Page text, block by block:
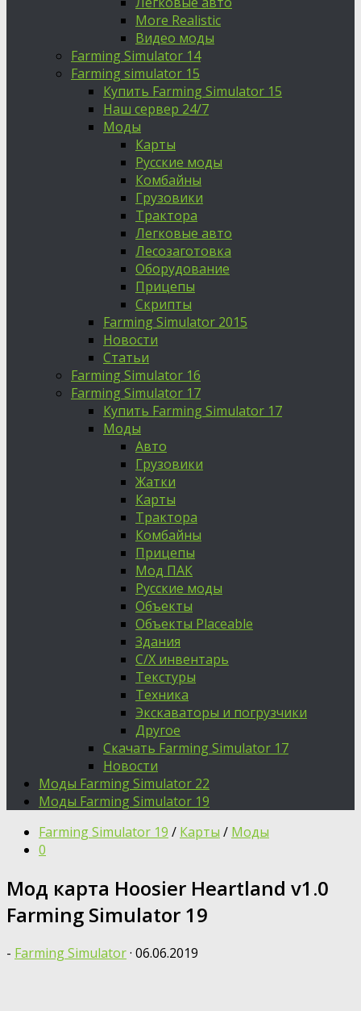
More Realistic
Видео моды
Farming Simulator 14
Farming simulator 15
Купить Farming Simulator 15
Наш сервер 24/7
Моды
Карты
Русские моды
Комбайны
Грузовики
Трактора
Легковые авто
Лесозаготовка
Оборудование
Прицепы
Скрипты
Farming Simulator 2015
Новости
Статьи
Farming Simulator 16
Farming Simulator 17
Купить Farming Simulator 17
Моды
Авто
Грузовики
Жатки
Карты
Трактора
Комбайны
Прицепы
Мод ПАК
Русские моды
Объекты
Объекты Placeable
Здания
С/Х инвентарь
Текстуры
Техника
Экскаваторы и погрузчики
Другое
Скачать Farming Simulator 17
Новости
Моды Farming Simulator 22
Моды Farming Simulator 19
Farming Simulator 19 / Карты / Моды
0
Мод карта Hoosier Heartland v1.0
Farming Simulator 19
- Farming Simulator· 06.06.2019